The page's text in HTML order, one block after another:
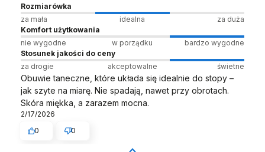
Rozmiarówka
za mała
idealna
za duża
Komfort użytkowania
nie wygodne
w porządku
bardzo wygodne
Stosunek jakości do ceny
za drogie
akceptowalne świetne
Obuwie taneczne, które układa się idealnie do stopy –
jak szyte na miarę. Nie spadają, nawet przy obrotach.
Skóra miękka, a zarazem mocna.
2/17/2026
0
0